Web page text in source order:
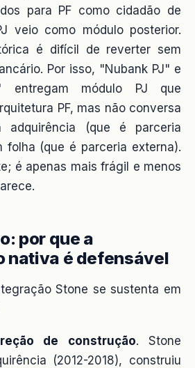
para PF como cidadão de
veio como módulo posterior.
é difícil de reverter sem
Por isso, "Nubank PJ" e
entregam módulo PJ que
PF, mas não conversa
adquirência (que é parceria
folha (que é parceria externa).
é apenas mais frágil e menos
por que a
nativa é defensável
Stone se sustenta em
de construção. Stone
(2012-2018), construiu